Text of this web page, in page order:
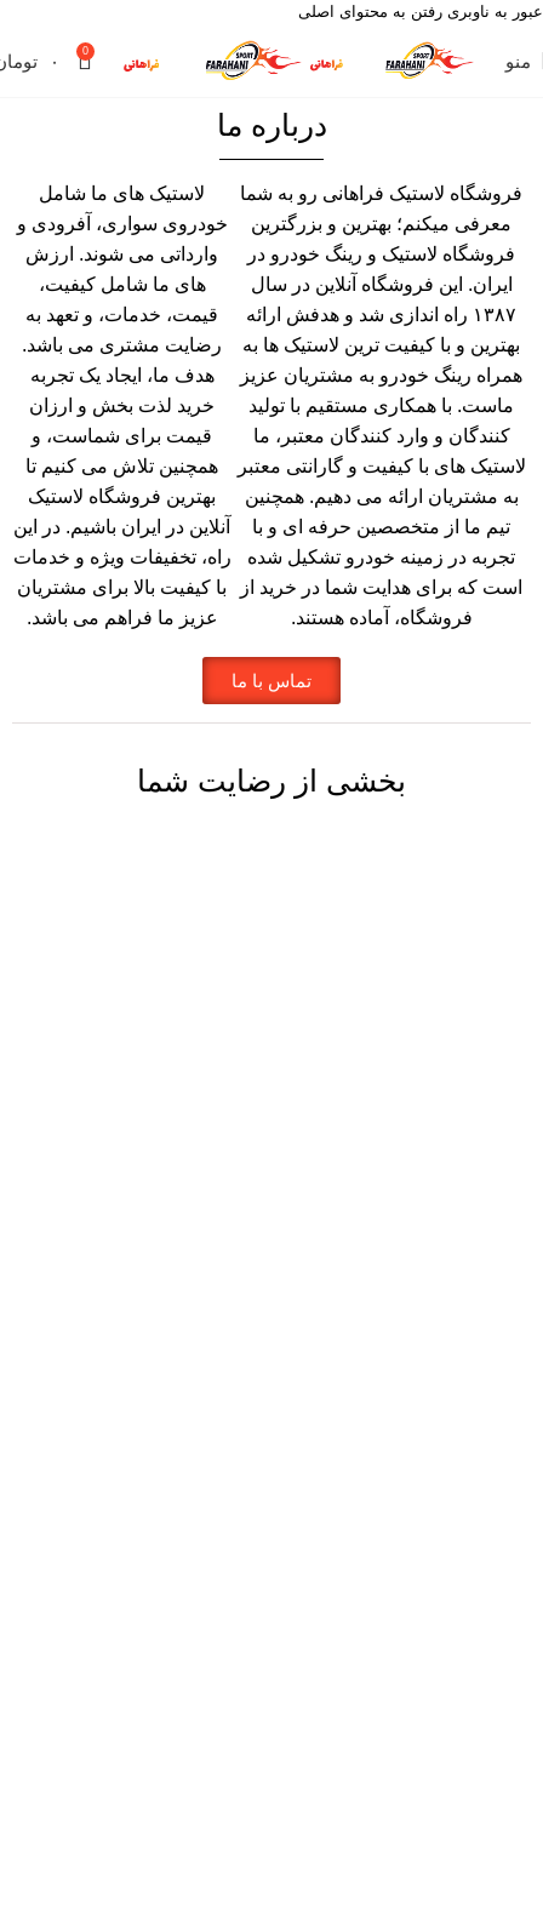
عبور به ناوبری رفتن به محتوای اصلی
منو 0 ۰
درباره ما
فروشگاه لاستیک فراهانی رو به شما
معرفی میکنم؛ بهترین و بزرگترین
فروشگاه لاستیک و رینگ خودرو در
ایران. این فروشگاه آنلاین در سال
۱۳۸۷ راه اندازی شد و هدفش ارائه
بهترین و با کیفیت ترین لاستیک ها به
همراه رینگ خودرو به مشتریان عزیز
ماست. با همکاری مستقیم با تولید
کنندگان و وارد کنندگان معتبر، ما
لاستیک های با کیفیت و گارانتی معتبر
به مشتریان ارائه می دهیم. همچنین
تیم ما از متخصصین حرفه ای و با
تجربه در زمینه خودرو تشکیل شده
است که برای هدایت شما در خرید از
فروشگاه، آماده هستند.
لاستیک های ما شامل
خودروی سواری، آفرودی و
وارداتی می شوند. ارزش
های ما شامل کیفیت،
قیمت، خدمات، و تعهد به
رضایت مشتری می باشد.
هدف ما، ایجاد یک تجربه
خرید لذت بخش و ارزان
قیمت برای شماست، و
همچنین تلاش می کنیم تا
بهترین فروشگاه لاستیک
آنلاین در ایران باشیم. در این
راه، تخفیفات ویژه و خدمات
با کیفیت بالا برای مشتریان
عزیز ما فراهم می باشد.
تماس با ما
بخشی از رضایت شما